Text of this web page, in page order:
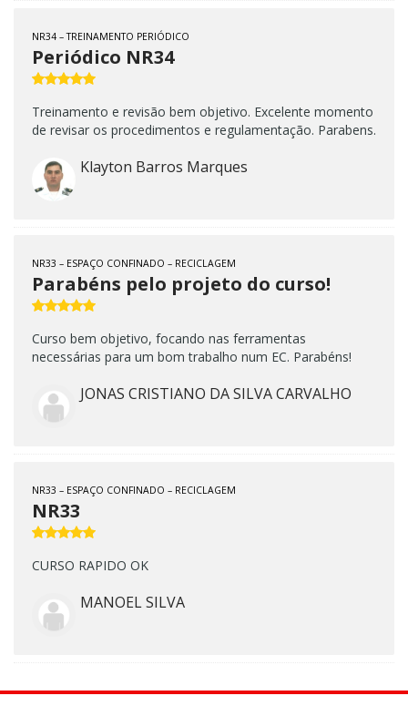
NR34 – TREINAMENTO PERIÓDICO
Periódico NR34
Treinamento e revisão bem objetivo. Excelente momento
de revisar os procedimentos e regulamentação. Parabens.
Klayton Barros Marques
NR33 – ESPAÇO CONFINADO – RECICLAGEM
Parabéns pelo projeto do curso!
Curso bem objetivo, focando nas ferramentas
necessárias para um bom trabalho num EC. Parabéns!
JONAS CRISTIANO DA SILVA CARVALHO
NR33 – ESPAÇO CONFINADO – RECICLAGEM
NR33
CURSO RAPIDO OK
MANOEL SILVA